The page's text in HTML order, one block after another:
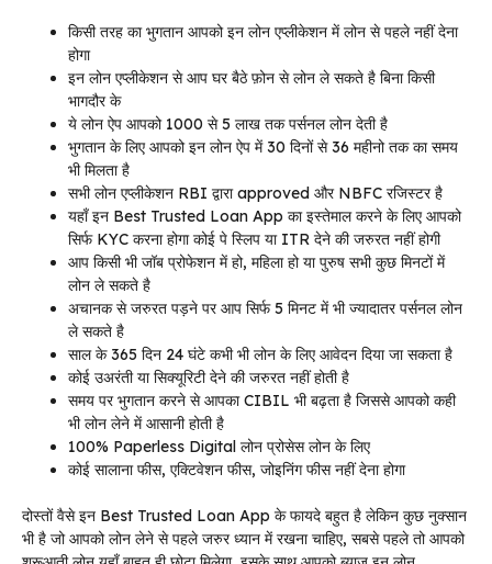
किसी तरह का भुगतान आपको इन लोन एप्लीकेशन में लोन से पहले नहीं देना
होगा
इन लोन एप्लीकेशन से आप घर बैठे फ़ोन से लोन ले सकते है बिना किसी
भागदौर के
ये लोन ऐप आपको 1000 से 5 लाख तक पर्सनल लोन देती है
भुगतान के लिए आपको इन लोन ऐप में 30 दिनों से 36 महीनो तक का समय
भी मिलता है
सभी लोन एप्लीकेशन RBI द्वारा approved और NBFC रजिस्टर है
यहाँ इन Best Trusted Loan App का इस्तेमाल करने के लिए आपको
सिर्फ KYC करना होगा कोई पे स्लिप या ITR देने की जरुरत नहीं होगी
आप किसी भी जॉब प्रोफेशन में हो, महिला हो या पुरुष सभी कुछ मिनटों में
लोन ले सकते है
अचानक से जरुरत पड़ने पर आप सिर्फ 5 मिनट में भी ज्यादातर पर्सनल लोन
ले सकते है
साल के 365 दिन 24 घंटे कभी भी लोन के लिए आवेदन दिया जा सकता है
कोई उअरंती या सिक्यूरिटी देने की जरुरत नहीं होती है
समय पर भुगतान करने से आपका CIBIL भी बढ़ता है जिससे आपको कही
भी लोन लेने में आसानी होती है
100% Paperless Digital लोन प्रोसेस लोन के लिए
कोई सालाना फीस, एक्टिवेशन फीस, जोइनिंग फीस नहीं देना होगा
दोस्तों वैसे इन Best Trusted Loan App के फायदे बहुत है लेकिन कुछ नुक्सान
भी है जो आपको लोन लेने से पहले जरुर ध्यान में रखना चाहिए, सबसे पहले तो आपको